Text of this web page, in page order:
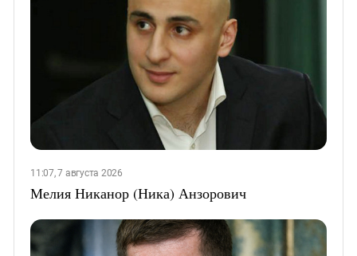
11:07, 7 августа 2026
Мелия Никанор (Ника) Анзорович